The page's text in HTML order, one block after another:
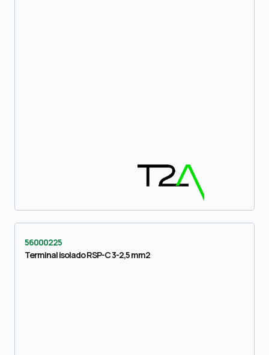
56000225
Terminal isolado RSP-C 3-2,5 mm2